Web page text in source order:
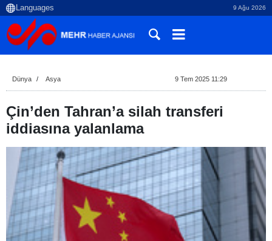
9 Ağu 2026
Dünya Asya 9 Tem 2025 11:29
Çin’den Tahran’a silah transferi
iddiasına yalanlama